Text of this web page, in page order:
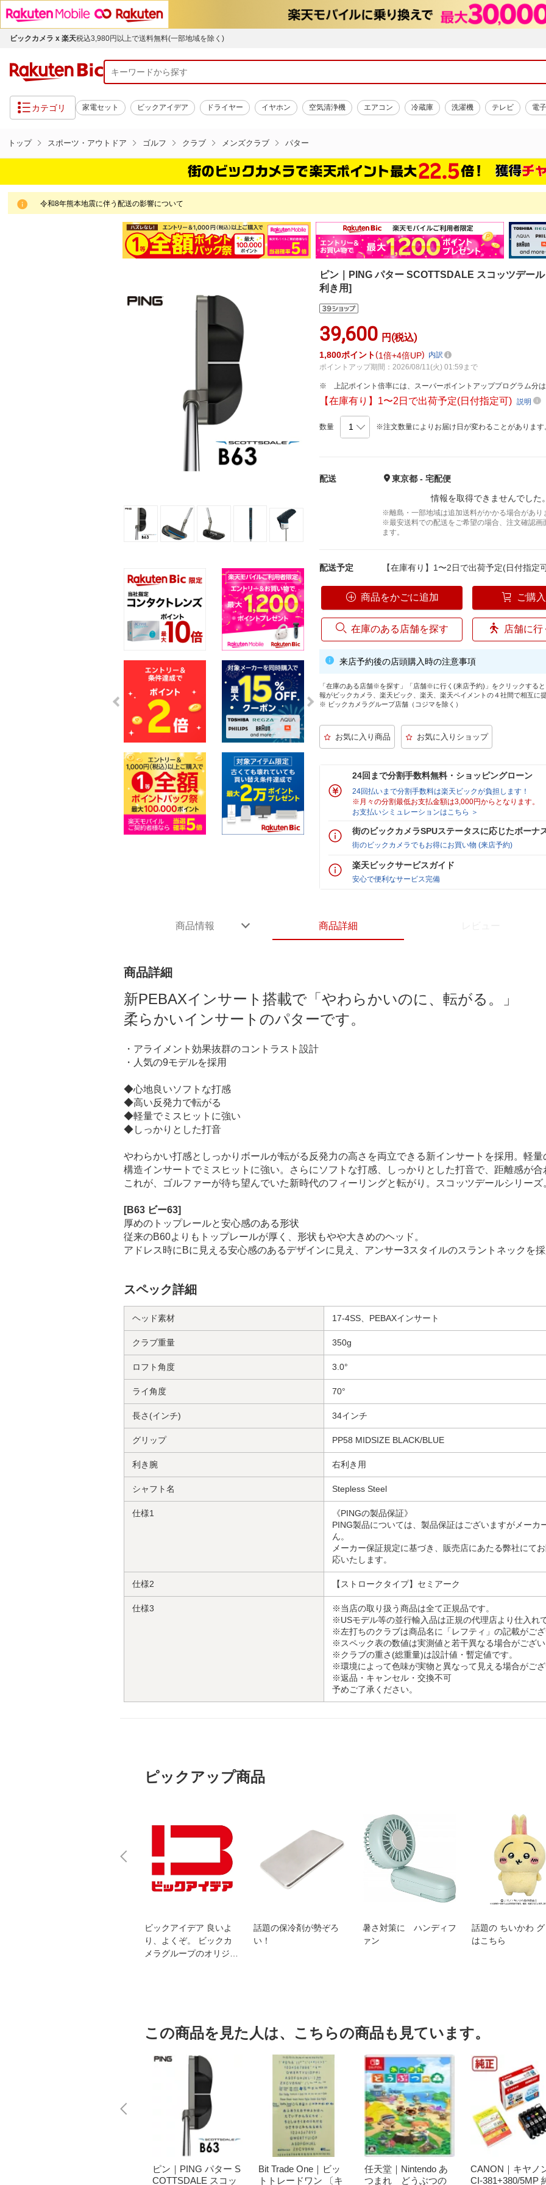
ビックカメラ x 楽天税込3,980円以上で送料無料(一部地域を除く)
カテゴリ 家電セット ビックアイデア ドライヤー イヤホン 空気清浄機 エアコン 冷蔵庫 洗濯機 テレビ 電
トップ スポーツ・アウトドア ゴルフ クラブ メンズクラブ パター
令和8年熊本地震に伴う配送の影響について
ピン｜PING パター SCOTTSDALE スコッツデー
利き用]
39,600 円(税込)
1,800ポイント 1倍 4倍UP
内訳
ポイントアップ期間：2026/08/11(火) 01:59まで
上記ポイント倍率には、スーパーポイントアッププログラム分
【在庫有り】1〜2日で出荷予定(日付指定可)説明
数量 ※注文数量によりお届け日が変わることがあります
配送
東京都 - 宅配便
情報を取得できませんでした
※離島・一部地域は追加送料がかかる場合があり
※最安送料での配送をご希望の場合、注文確認画
ます。
配送予定 【在庫有り】1〜2日で出荷予定(日付指定
商品をかごに追加 ご購
在庫のある店舗を探す 店舗に行
来店予約後の店頭購入時の注意事項
「在庫のある店舗※を探す」「店舗※に行く(来店予約)」をクリックする
報がビックカメラ、楽天ビック、楽天、楽天ペイメントの４社間で相互に
※ ビックカメラグループ店舗（コジマを除く）
24回まで分割手数料無料・ショッピングローン
24回払いまで分割手数料は楽天ビックが負担します！
※月々の分割最低お支払金額は3,000円からとなります。
お支払いシミュレーションはこちら ＞
街のビックカメラSPUステータスに応じたボーナ
街のビックカメラでもお得にお買い物 (来店予約)
楽天ビックサービスガイド
安心で便利なサービス完備
商品情報 商品詳細
商品詳細
新PEBAXインサート搭載で「やわらかいのに、転がる。」
柔らかいインサートのパターです。
・アライメント効果抜群のコントラスト設計
・人気の9モデルを採用
◆心地良いソフトな打感
◆高い反発力で転がる
◆軽量でミスヒットに強い
◆しっかりとした打音
やわらかい打感としっかりボールが転がる反発力の高さを両立できる新インサートを採用。軽量
構造インサートでミスヒットに強い。さらにソフトな打感、しっかりとした打音で、距離感が合
これが、ゴルファーが待ち望んでいた新時代のフィーリングと転がり。スコッツデールシリーズ
[B63 ビー63]
厚めのトップレールと安心感のある形状
従来のB60よりもトップレールが厚く、形状もやや大きめのヘッド。
アドレス時にBに見える安心感のあるデザインに見え、アンサー3スタイルのスラントネックを
スペック詳細
ヘッド素材 17-4SS、PEBAXインサート
クラブ重量 350g
ロフト角度 3.0°
ライ角度 70°
長さ(インチ) 34インチ
グリップ PP58 MIDSIZE BLACK/BLUE
利き腕 右利き用
シャフト名 Stepless Steel
仕様1
《PINGの製品保証》
PING製品については、製品保証はございますがメーカ
ん。
メーカー保証規定に基づき、販売店にあたる弊社にて
応いたします。
仕様2 【ストロークタイプ】セミアーク
仕様3
※当店の取り扱う商品は全て正規品です。
※USモデル等の並行輸入品は正規の代理店より仕入れ
※左打ちのクラブは商品名に「レフティ」の記載がござ
※スペック表の数値は実測値と若干異なる場合がござい
※クラブの重さ(総重量)は設計値・暫定値です。
※環境によって色味が実物と異なって見える場合がござ
※返品・キャンセル・交換不可
予めご了承ください。
ピックアップ商品
ビックアイデア 良いよ
り、よくぞ。 ビックカ
メラグループのオリジナ
話題の保冷剤が勢ぞろ
い！
暑さ対策に ハンディフ
ァン
話題の ちいかわ
はこちら
この商品を見た人は、こちらの商品も見ています。
ピン｜PING パター S
COTTSDALE スコッ
Bit Trade One｜ビッ
トトレードワン 〔キ
任天堂｜Nintendo あ
つまれ どうぶつの
CANON｜キヤノ
CI-381+380/5MP